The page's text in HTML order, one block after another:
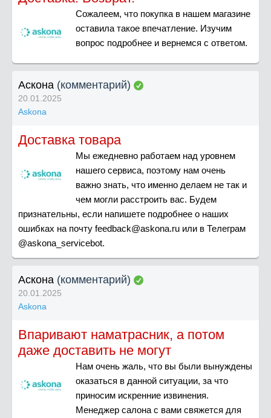
Сожалеем, что покупка в нашем магазине
оставила такое впечатление. Изучим
вопрос подробнее и вернемся с ответом.
Аскона (комментарий)
20.01.2025
Askona
Доставка товара
Мы ежедневно работаем над уровнем
нашего сервиса, поэтому нам очень
важно знать, что именно делаем не так и
чем могли расстроить вас. Будем
признательны, если напишете подробнее о наших
ошибках на почту feedback@askona.ru или в Телеграм
@askona_servicebot.
Аскона (комментарий)
20.01.2025
Askona
Впаривают наматрасник, а потом
даже доставить не могут
Нам очень жаль, что вы были вынуждены
оказаться в данной ситуации, за что
приносим искренние извинения.
Менеджер салона с вами свяжется для